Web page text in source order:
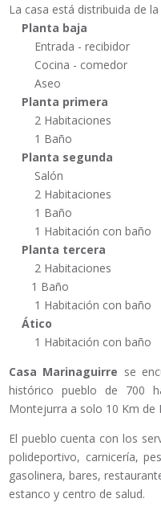
La casa está distribuida de
Planta baja
Entrada - recibidor
Cocina - comedor
Aseo
Planta primera
2 Habitaciones
1 Baño
Planta segunda
Salón
2 Habitaciones
1 Baño
1 Habitación con baño
Planta tercera
2 Habitaciones
1 Baño
1 Habitación con baño
Ático
1 Habitación con baño
Casa Marinaguirre se
histórico pueblo de 700
Montejurra a solo 10 Km de
El pueblo cuenta con los
polideportivo, carnicería,
gasolinera, bares,
estanco y centro de salud.